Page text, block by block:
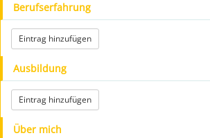
Berufserfahrung
Eintrag hinzufügen
Ausbildung
Eintrag hinzufügen
Über mich